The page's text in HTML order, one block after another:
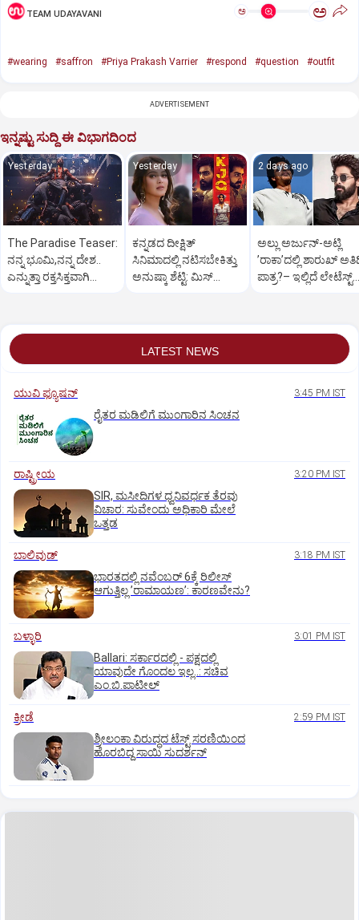
TEAM UDAYAVANI ಅ ಅ
#wearing #saffron #Priya Prakash Varrier #respond #question #outfit
ADVERTISEMENT
ಇನ್ನಷ್ಟು ಸುದ್ದಿ ಈ ವಿಭಾಗದಿಂದ
Yesterday
The Paradise Teaser:
ನನ್ನ ಭೂಮಿ,ನನ್ನ ದೇಶ..
ಎನ್ನುತ್ತಾ ರಕ್ತಸಿಕ್ತವಾಗಿ
Yesterday
ಕನ್ನಡದ ದೀಕ್ಷಿತ್‌
ಸಿನಿಮಾದಲ್ಲಿ ನಟಿಸಬೇಕಿತ್ತು
ಅನುಷ್ಕಾ ಶೆಟ್ಟಿ: ಮಿಸ್‌
2 days ago
ಅಲ್ಲು ಅರ್ಜುನ್‌-ಅಟ್ಲಿ
ʼರಾಕಾʼದಲ್ಲಿ ಶಾರುಖ್‌
ಪಾತ್ರ?– ಇಲ್ಲಿದೆ ಲೇಟೆಸ್ಟ್‌
LATEST NEWS
ಯುವಿ ಫ್ಯೂಷನ್ 3:45 PM IST
ರೈತರ ಮಡಿಲಿಗೆ ಮುಂಗಾರಿನ ಸಿಂಚನ
ರಾಷ್ಟ್ರೀಯ 3:20 PM IST
SIR, ಮಸೀದಿಗಳ ಧ್ವನಿವರ್ಧಕ ತೆರವು
ವಿಚಾರ: ಸುವೇಂದು ಅಧಿಕಾರಿ ಮೇಲೆ
ಒತ್ತಡ
ಬಾಲಿವುಡ್‌ 3:18 PM IST
ಭಾರತದಲ್ಲಿ ನವೆಂಬರ್‌ 6ಕ್ಕೆ ರಿಲೀಸ್‌
ಆಗುತ್ತಿಲ್ಲ ʼರಾಮಾಯಣʼ: ಕಾರಣವೇನು?
ಬಳ್ಳಾರಿ 3:01 PM IST
Ballari: ಸರ್ಕಾರದಲ್ಲಿ - ಪಕ್ಷದಲ್ಲಿ
ಯಾವುದೇ ಗೊಂದಲ ಇಲ್ಲ..: ಸಚಿವ
ಎಂ.ಬಿ.ಪಾಟೀಲ್
ಕ್ರೀಡೆ 2:59 PM IST
ಶ್ರೀಲಂಕಾ ವಿರುದ್ಧದ ಟೆಸ್ಟ್ ಸರಣಿಯಿಂದ
ಹೊರಬಿದ್ದ ಸಾಯಿ ಸುದರ್ಶನ್